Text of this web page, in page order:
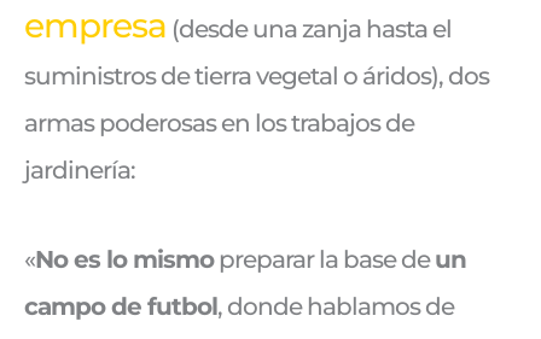
empresa (desde una zanja hasta el
suministros de tierra vegetal o áridos), dos
armas poderosas en los trabajos de
jardinería:
«No es lo mismopreparar la base deun
campo de futbol, donde hablamos de